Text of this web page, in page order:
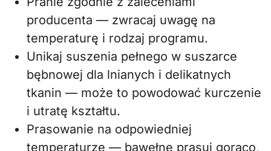
producenta — zwracaj uwagę na
temperaturę i rodzaj programu.
Unikaj suszenia pełnego w suszarce
bębnowej dla lnianych i delikatnych
tkanin — może to powodować kurczenie
i utratę kształtu.
Prasowanie na odpowiedniej
temperaturze — bawełnę prasuj gorąco,